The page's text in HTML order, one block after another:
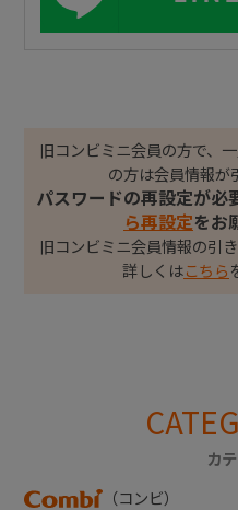
旧コンビミニ会員の方で、
の方は会員情報が
パスワードの再設定が必
ら再設定をお
旧コンビミニ会員情報の引
詳しくはこちら
カ
（コンビ）